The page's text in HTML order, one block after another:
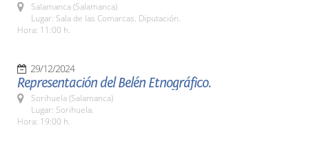
Salamanca (Salamanca)
Lugar: Sala de las Comarcas. Diputación.
Hora: 11:00 h.
29/12/2024
Representación del Belén Etnográfico.
Sorihuela (Salamanca)
Lugar: Sorihuela.
Hora: 19:00 h.